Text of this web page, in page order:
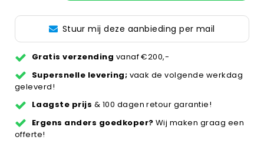
Stuur mij deze aanbieding per mail
Gratis verzending vanaf €200,-
Supersnelle levering; vaak de volgende werkdag
geleverd!
Laagste prijs & 100 dagen retour garantie!
Ergens anders goedkoper? Wij maken graag een
offerte!